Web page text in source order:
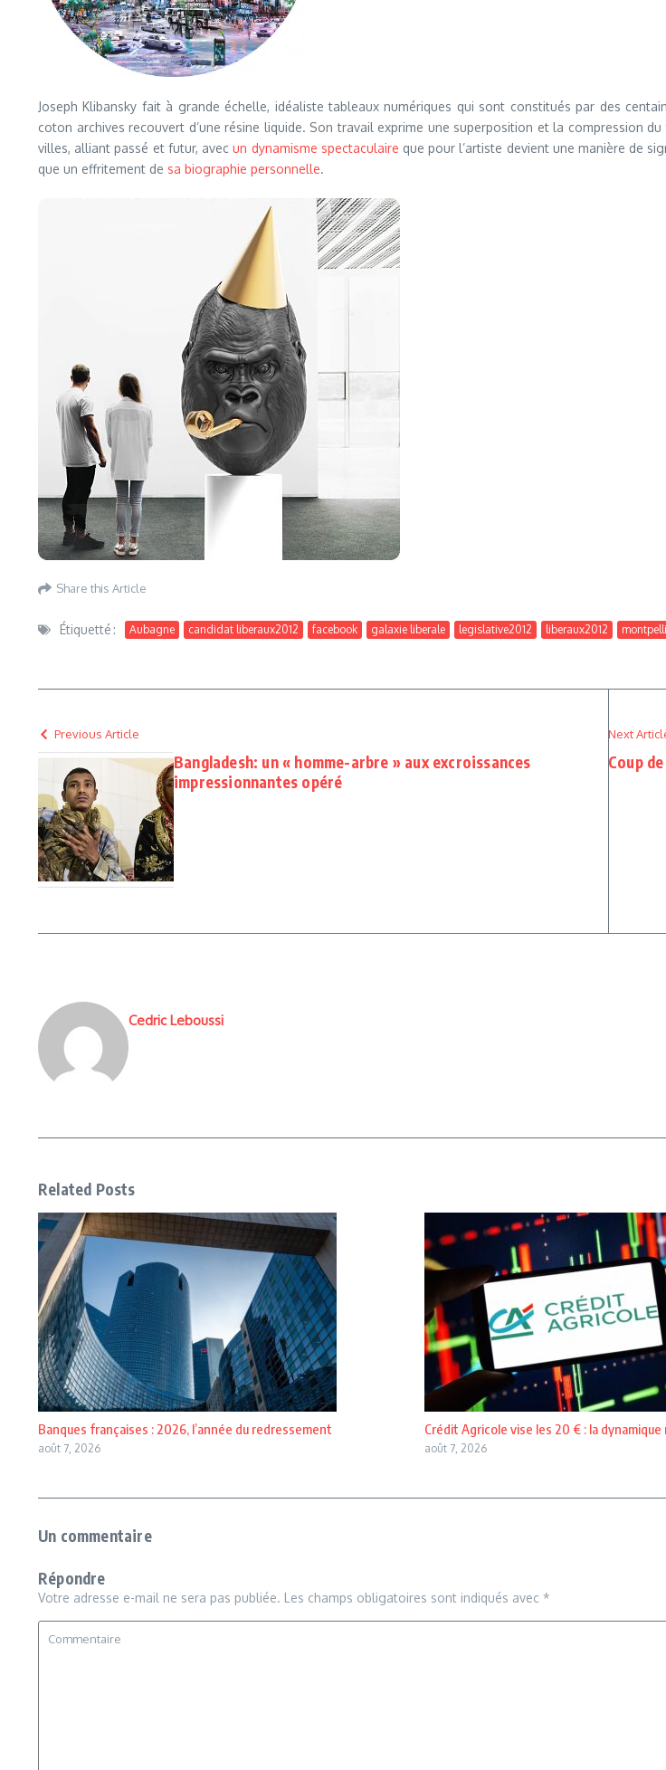
Joseph Klibansky fait à grande échelle, idéaliste tableaux numériques qui sont constitués par des
coton archives recouvert d’une résine liquide. Son travail exprime une superposition et la compression
villes, alliant passé et futur, avecun dynamisme spectaculaire que pour l’artiste devient une manière de
que un effritement de sa biographie personnelle.
Share this Article
Étiquetté : Aubagne candidat liberaux2012 facebook galaxie liberale legislative2012 liberaux2012
Previous Article
Bangladesh: un « homme-arbre » aux excroissances
impressionnantes opéré
Next
Coup
Cedric Leboussi
Related Posts
Banques françaises : 2026, l’année du redressement
août 7, 2026
Crédit Agricole vise les 20 € : la
août 7, 2026
Un commentaire
Répondre
Votre adresse e-mail ne sera pas publiée. Les champs obligatoires sont indiqués avec *